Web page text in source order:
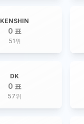
KENSHIN
0 표
51위
DK
0 표
57위